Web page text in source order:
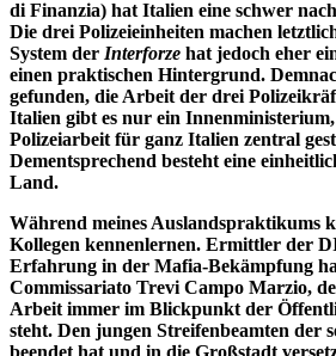
di Finanzia) hat Italien eine schwer
Die drei Polizeieinheiten machen
System der Interforze hat jedoch eher
einen praktischen Hintergrund.
gefunden, die Arbeit der drei
Italien gibt es nur ein
Polizeiarbeit für ganz Italien zentral
Dementsprechend besteht eine
Land.
Während meines Auslandspraktikums
Kollegen kennenlernen. Ermittler der
Erfahrung in der Mafia-Bekämpfung
Commissariato Trevi Campo Marzio,
Arbeit immer im Blickpunkt der
steht. Den jungen Streifenbeamten der
beendet hat und in die Großstadt